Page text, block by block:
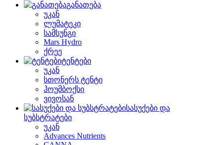
განათება
უკან
ლუმატეკი
სამსუნგი
Mars Hydro
ქრეე
ტენტები
უკან
სთონერს ტენტი
ჰოუმბოქსი
ვივოსან
სასუქები და
სუბსტრატები
უკან
Advances Nutrients